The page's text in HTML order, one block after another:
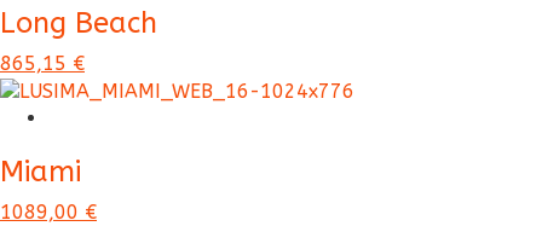
Long Beach
865,15 €
Miami
1089,00 €